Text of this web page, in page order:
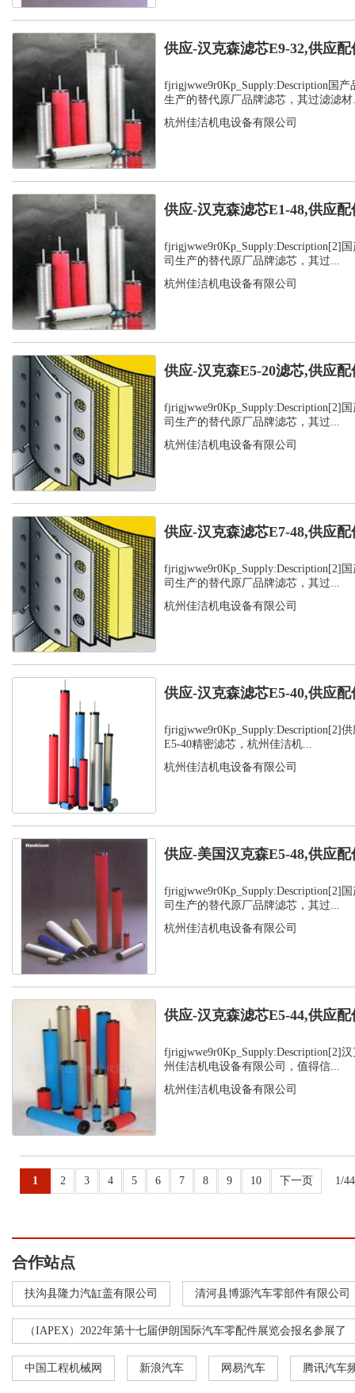
供应-汉克森滤芯E9-32,供应配
fjrigjwwe9r0Kp_Supply:Description国
生产的替代原厂品牌滤芯，其过滤滤材
杭州佳洁机电设备有限公司
供应-汉克森滤芯E1-48,供应配
fjrigjwwe9r0Kp_Supply:Description[2]
司生产的替代原厂品牌滤芯，其过...
杭州佳洁机电设备有限公司
供应-汉克森E5-20滤芯,供应配
fjrigjwwe9r0Kp_Supply:Description[2]
司生产的替代原厂品牌滤芯，其过...
杭州佳洁机电设备有限公司
供应-汉克森滤芯E7-48,供应配
fjrigjwwe9r0Kp_Supply:Description[2]
司生产的替代原厂品牌滤芯，其过...
杭州佳洁机电设备有限公司
供应-汉克森滤芯E5-40,供应配
fjrigjwwe9r0Kp_Supply:Description[2]
E5-40精密滤芯，杭州佳洁机...
杭州佳洁机电设备有限公司
供应-美国汉克森E5-48,供应配
fjrigjwwe9r0Kp_Supply:Description[2]
司生产的替代原厂品牌滤芯，其过...
杭州佳洁机电设备有限公司
供应-汉克森滤芯E5-44,供应配
fjrigjwwe9r0Kp_Supply:Description[2]
州佳洁机电设备有限公司，值得信...
杭州佳洁机电设备有限公司
1 2 3 4 5 6 7 8 9 10 下一页 1/
合作站点
扶沟县隆力汽缸盖有限公司 清河县博源汽车零部件有限公司
（IAPEX）2022年第十七届伊朗国际汽车零配件展览会报名参展了
中国工程机械网 新浪汽车 网易汽车 腾讯汽车